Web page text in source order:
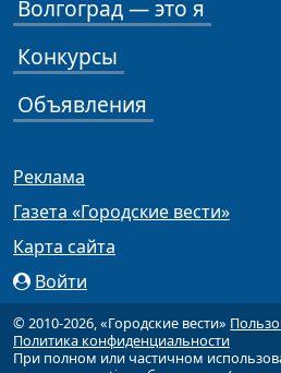
Волгоград — это я
Конкурсы
Объявления
Реклама
Газета «Городские вести»
Карта сайта
Войти
© 2010-2026, «Городские вести»
Политика конфиденциальности
При полном или частичном